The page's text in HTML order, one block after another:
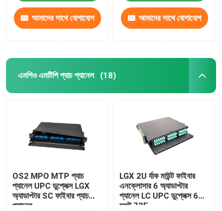
আমাদের সাথে যোগাযোগ আমাদের সাথে যোগাযোগ
এমপিও এমটিপি প্যাচ প্যানেল (18)
OS2 MPO MTP প্যাচ
প্যানেল UPC ডুপ্লেক্স LGX
অ্যাডাপ্টার SC ফাইবার প্যাচ
প্যানেল
LGX 2U র্যাক মাউন্ট ফাইবার
এনক্লোসার 6 অ্যাডাপ্টার
প্যানেল LC UPC ডুপ্লেক্স 6
স্লট 72F